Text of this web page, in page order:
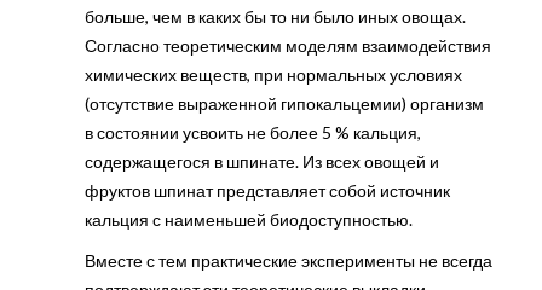
больше, чем в каких бы то ни было иных овощах.
Согласно теоретическим моделям взаимодействия
химических веществ, при нормальных условиях
(отсутствие выраженной гипокальцемии) организм
в состоянии усвоить не более 5 % кальция,
содержащегося в шпинате. Из всех овощей и
фруктов шпинат представляет собой источник
кальция с наименьшей биодоступностью.
Вместе с тем практические эксперименты не всегда